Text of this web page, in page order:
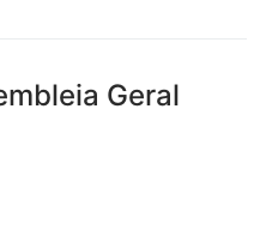
Geral